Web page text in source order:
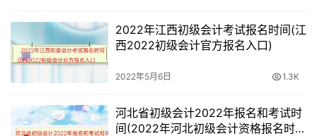
2022年江西初级会计考试报名时间(江
西2022初级会计官方报名入口)
2022年5月6日 1.3K
河北省初级会计2022年报名和考试时
间(2022年河北初级会计资格报名时